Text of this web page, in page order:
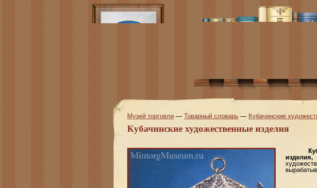
Музей торговли — Товарный словарь — Кубачинские
Кубачинские художественные изделия